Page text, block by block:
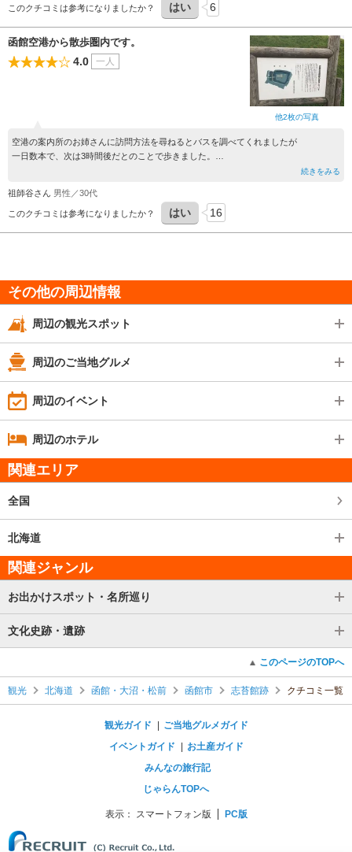
このクチコミは参考になりましたか？ はい 6
他2枚の写真
函館空港から散歩圏内です。
4.0 一人
空港の案内所のお姉さんに訪問方法を尋ねるとバスを調べてくれましたが
一日数本で、次は3時間後だとのことで歩きました。
（後で調べたら1時間1本はあるようなので、私が買った一日乗車券が使えるバス等
条件に合わせて調べて頂いたのかもしれません）
空港googleの予測では函館空港から徒歩21分、
私は歩くのがすきなので16分程でつきました。途中空港の下をトンネルでくぐるこ
いい場所です。
空港からの往復時に他の通行人に誰一人として会わない程、人のいない場所ですが
す必要がある人
続きをみる
祖師谷さん 男性／30代
このクチコミは参考になりましたか？ はい 16
その他の周辺情報
周辺の観光スポット
周辺のご当地グルメ
周辺のイベント
周辺のホテル
関連エリア
全国
北海道
関連ジャンル
お出かけスポット・名所巡り
文化史跡・遺跡
このページのTOPへ
観光 北海道 函館・大沼・松前 函館市 志苔館跡 クチコミ一覧
観光ガイド
ご当地グルメガイド
イベントガイド
お土産ガイド
みんなの旅行記
じゃらんTOPへ
表示： スマートフォン版 PC版